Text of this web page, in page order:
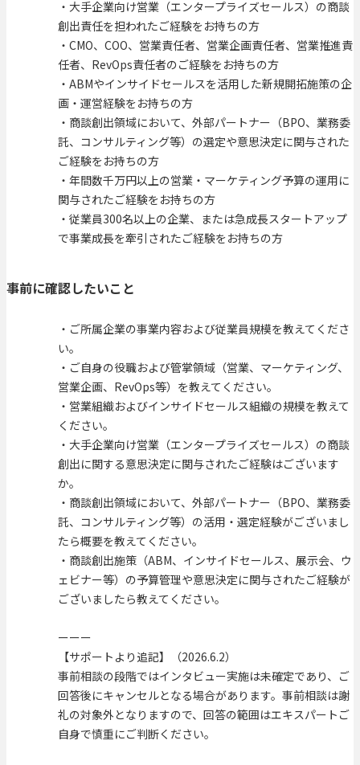
・大手企業向け営業（エンタープライズセールス）の商談
創出責任を担われたご経験をお持ちの方
・CMO、COO、営業責任者、営業企画責任者、営業推進責
任者、RevOps責任者のご経験をお持ちの方
・ABMやインサイドセールスを活用した新規開拓施策の企
画・運営経験をお持ちの方
・商談創出領域において、外部パートナー（BPO、業務委
託、コンサルティング等）の選定や意思決定に関与された
ご経験をお持ちの方
・年間数千万円以上の営業・マーケティング予算の運用に
関与されたご経験をお持ちの方
・従業員300名以上の企業、または急成長スタートアップ
で事業成長を牽引されたご経験をお持ちの方
事前に確認したいこと
・ご所属企業の事業内容および従業員規模を教えてくださ
い。
・ご自身の役職および管掌領域（営業、マーケティング、
営業企画、RevOps等）を教えてください。
・営業組織およびインサイドセールス組織の規模を教えて
ください。
・大手企業向け営業（エンタープライズセールス）の商談
創出に関する意思決定に関与されたご経験はございます
か。
・商談創出領域において、外部パートナー（BPO、業務委
託、コンサルティング等）の活用・選定経験がございまし
たら概要を教えてください。
・商談創出施策（ABM、インサイドセールス、展示会、ウ
ェビナー等）の予算管理や意思決定に関与されたご経験が
ございましたら教えてください。
ーーー
【サポートより追記】（2026.6.2）
事前相談の段階ではインタビュー実施は未確定であり、ご
回答後にキャンセルとなる場合があります。事前相談は謝
礼の対象外となりますので、回答の範囲はエキスパートご
自身で慎重にご判断ください。